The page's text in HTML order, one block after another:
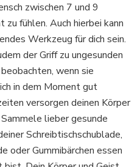
zwischen 7 und 9
zu fühlen. Auch hierbei kann
Werkzeug für dich sein.
der Griff zu ungesunden
wenn sie
in dem Moment gut
versorgen deinen Körper
lieber gesunde
Schreibtischschublade,
oder Gummibärchen essen